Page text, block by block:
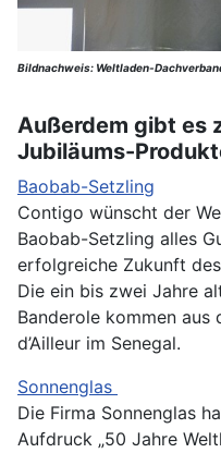
Bildnachweis: Weltladen-
Außerdem gibt es
Jubiläums-
Baobab-Setzling
Contigo wünscht der
Baobab-Setzling alles
erfolgreiche Zukunft
Die ein bis zwei Jahre
Banderole kommen aus
d’Ailleur im Senegal.
Sonnenglas
Die Firma Sonnenglas
Aufdruck „50 Jahre